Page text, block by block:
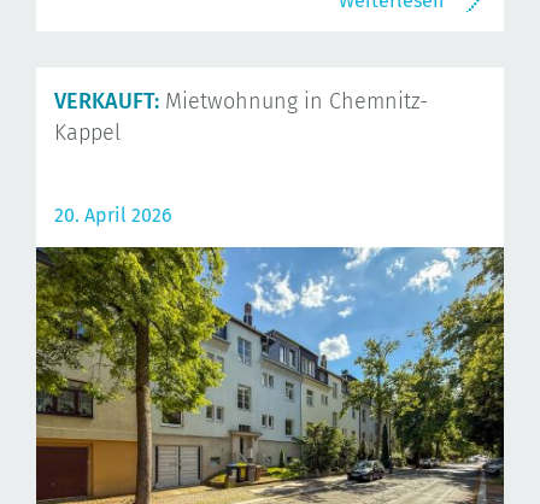
VERKAUFT: Mietwohnung in Chemnitz-
Kappel
20. April 2026